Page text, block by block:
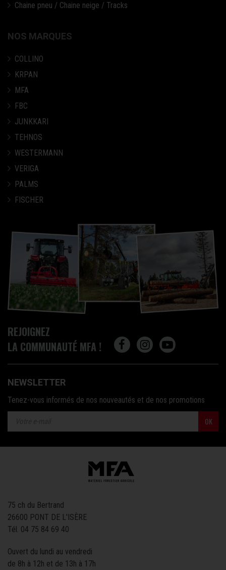
Chaine pneu / Chaine neige / Tracks
NOS MARQUES
COLLINO
KRPAN
MFA
FBC
JUNKKARI
TEHNOS
WESTERMANN
VERIGA
PALMS
FISCHER
REJOIGNEZ
LA COMMUNAUTÉ MFA !
NEWSLETTER
Tenez-vous informés de nos nouveautés et de nos promotions
OK
75 ch du Bertrand
26600 PONT DE L'ISÈRE
Tél. 04 75 84 69 40
Ouvert du lundi au vendredi
de 8h à 12h et de 13h à 17h